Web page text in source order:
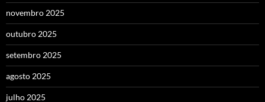
novembro 2025
outubro 2025
setembro 2025
agosto 2025
julho 2025